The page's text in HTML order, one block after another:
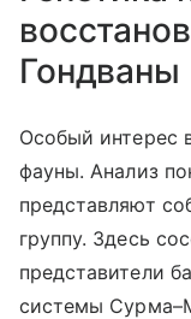
Гондваны
Особый интерес
фауны. Анализ
представляют
группу. Здесь
представители
системы